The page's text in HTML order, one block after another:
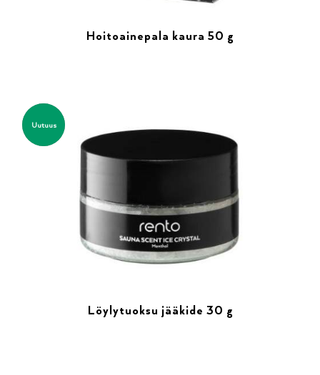
Hoitoainepala kaura 50 g
Uutuus
Löylytuoksu jääkide 30 g